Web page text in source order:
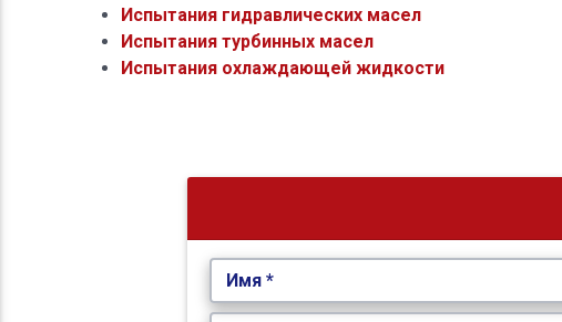
Испытания гидравлических масел
Испытания турбинных масел
Испытания охлаждающей жидкости
Имя *